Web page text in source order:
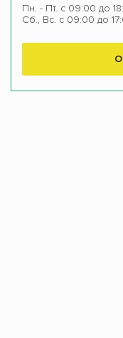
Пн. - Пт. с 09:00 до
Сб., Вс. с 09:00 до